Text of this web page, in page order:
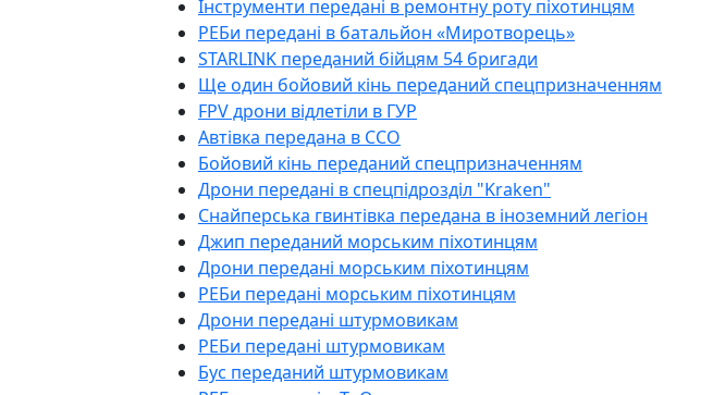
Інструменти передані в ремонтну роту піхотинцям
РЕБи передані в батальйон «Миротворець»
STARLINK переданий бійцям 54 бригади
Ще один бойовий кінь переданий спецпризначенням
FPV дрони відлетіли в ГУР
Автівка передана в ССО
Бойовий кінь переданий спецпризначенням
Дрони передані в спецпідрозділ "Kraken"
Снайперська гвинтівка передана в іноземний легіон
Джип переданий морським піхотинцям
Дрони передані морським піхотинцям
РЕБи передані морським піхотинцям
Дрони передані штурмовикам
РЕБи передані штурмовикам
Бус переданий штурмовикам